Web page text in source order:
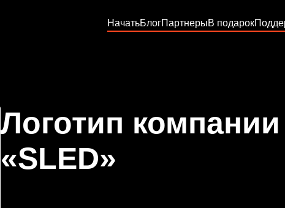
НачатьБлогПартнерыВ подарок
Логотип компании
«SLED»